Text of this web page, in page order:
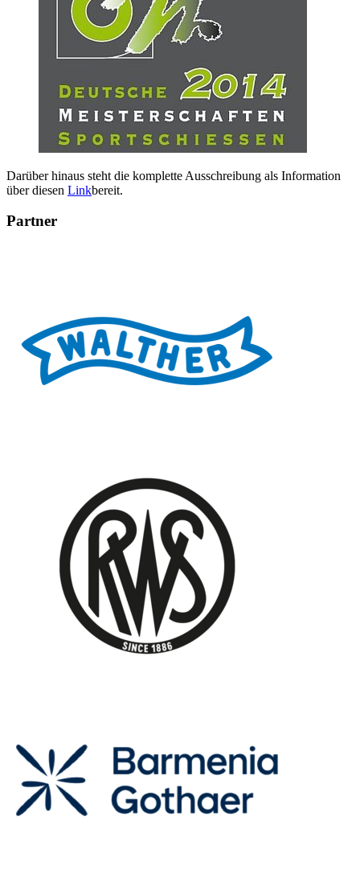
Darüber hinaus steht die komplette Ausschreibung als Information
über diesen Linkbereit.
Partner